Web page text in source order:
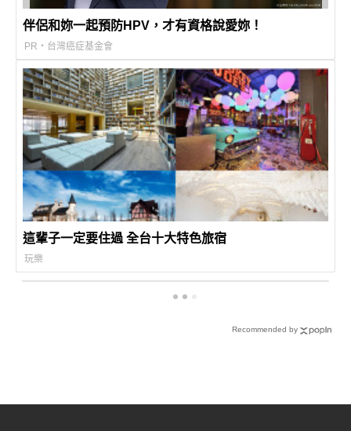
伴侶和妳一起預防HPV，才有資格說愛妳！
PR・台灣癌症基金會
這輩子一定要住過 全台十大特色旅宿
玩樂
Recommended by